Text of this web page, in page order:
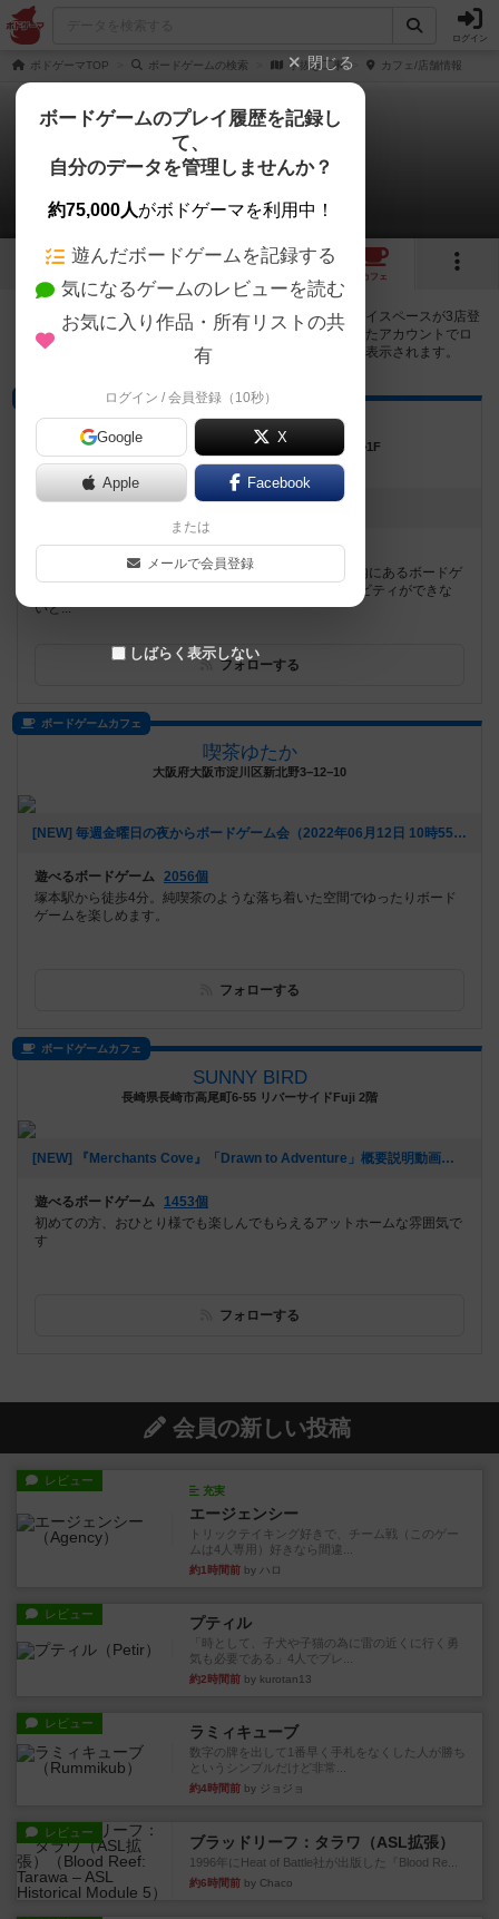
ログイン
ボドゲーマTOP ボードゲームの検索 手抜き工事 カフェ/店舗情報
手抜き工事
3店のカフェ/スペースが提供中
6 2
カフェ
手抜き工事で遊ぶことができるボードゲームカフェ・プレイスペースが3店登
録されています。公開プロフィールの都道府県が設定されたアカウントでロ
グインすると、同じ都道府県内の店舗に絞り込むボタンが表示されます。
プレイスペース
サイコロ堂シーサイド
沖縄県中頭郡北谷町34-3 デポセントラルビル1F
遊べるボードゲーム
沖縄県で最大規模のリゾート地、アメリカンビレッジ内にあるボードゲ
ームショップ＆プレイスペース。 雨天で屋外アクティビティができな
いと...
フォローする
ボードゲームカフェ
喫茶ゆたか
大阪府大阪市淀川区新北野3−12−10
[NEW] 毎週金曜日の夜からボードゲーム会（2022年06月12日 10時55分）
遊べるボードゲーム 2056個
塚本駅から徒歩4分。純喫茶のような落ち着いた空間でゆったりボード
ゲームを楽しめます。
フォローする
ボードゲームカフェ
SUNNY BIRD
長崎県長崎市高尾町6-55 リバーサイドFuji 2階
[NEW] 『Merchants Cove』「Drawn to Adventure」概要説明動画アップしました。（2021年06月09日 16時06分）
遊べるボードゲーム
1453個
初めての方、おひとり様でも楽しんでもらえるアットホームな雰囲気で
す
フォローする
会員の新しい投稿
レビュー
充実
エージェンシー
トリックテイキング好きで、チーム戦（このゲー
ムは4人専用）好きなら間違...
約1時間前 by ハロ
レビュー プティル
「時として、子犬や子猫の為に雷の近くに行く勇
気も必要である」4人でプレ...
約2時間前 by kurotan13
レビュー ラミィキューブ
数字の牌を出して1番早く手札をなくした人が勝ち
というシンプルだけど非常...
約4時間前 by ジョジョ
レビュー
ブラッドリーフ：タラワ（ASL拡張）
1996年にHeat of Battle社が出版した『Blood Re...
約6時間前 by Chaco
閉じる
ボードゲームのプレイ履歴を記録し
て、
自分のデータを管理しませんか？
約75,000人がボドゲーマを利用中！
遊んだボードゲームを記録する
気になるゲームのレビューを読む
お気に入り作品・所有リストの共
有
ログイン / 会員登録（10秒）
Google X
Apple Facebook
または
メールで会員登録
しばらく表示しない